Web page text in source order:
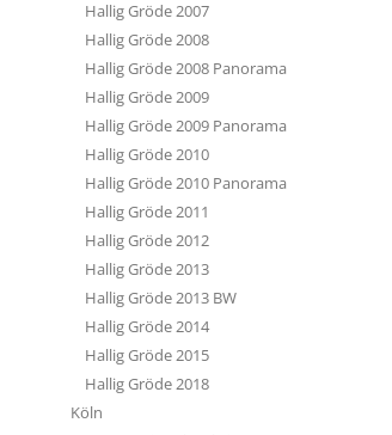
Hallig Gröde 2007
Hallig Gröde 2008
Hallig Gröde 2008 Panorama
Hallig Gröde 2009
Hallig Gröde 2009 Panorama
Hallig Gröde 2010
Hallig Gröde 2010 Panorama
Hallig Gröde 2011
Hallig Gröde 2012
Hallig Gröde 2013
Hallig Gröde 2013 BW
Hallig Gröde 2014
Hallig Gröde 2015
Hallig Gröde 2018
Köln